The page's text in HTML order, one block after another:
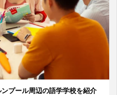
プール周辺の語学学校を紹介